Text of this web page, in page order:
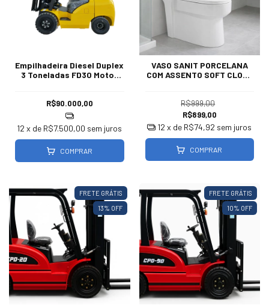
Empilhadeira Diesel Duplex
3 Toneladas FD30 Motor
R$90.000,00
12 x de R$7.500,00 sem juros
COMPRAR
VASO SANIT PORCELANA
COM ASSENTO SOFT CLOSE
R$999,00
R$899,00
12 x de R$74,92 sem juros
COMPRAR
FRETE GRÁTIS
13% OFF
FRETE GRÁTIS
10% OFF